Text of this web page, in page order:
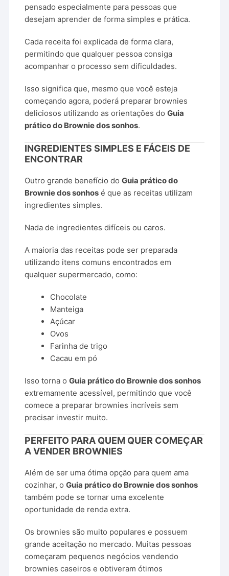
pensado especialmente para pessoas que
desejam aprender de forma simples e prática.
Cada receita foi explicada de forma clara,
permitindo que qualquer pessoa consiga
acompanhar o processo sem dificuldades.
Isso significa que, mesmo que você esteja
começando agora, poderá preparar brownies
deliciosos utilizando as orientações doGuia
prático do Brownie dos sonhos.
INGREDIENTES SIMPLES E FÁCEIS DE
ENCONTRAR
Outro grande benefício doGuia prático do
Brownie dos sonhos é que as receitas utilizam
ingredientes simples.
Nada de ingredientes difíceis ou caros.
A maioria das receitas pode ser preparada
utilizando itens comuns encontrados em
qualquer supermercado, como:
Chocolate
Manteiga
Açúcar
Ovos
Farinha de trigo
Cacau em pó
Isso torna oGuia prático do Brownie dos sonhos
extremamente acessível, permitindo que você
comece a preparar brownies incríveis sem
precisar investir muito.
PERFEITO PARA QUEM QUER COMEÇAR
A VENDER BROWNIES
Além de ser uma ótima opção para quem ama
cozinhar, oGuia prático do Brownie dos sonhos
também pode se tornar uma excelente
oportunidade de renda extra.
Os brownies são muito populares e possuem
grande aceitação no mercado. Muitas pessoas
começaram pequenos negócios vendendo
brownies caseiros e obtiveram ótimos